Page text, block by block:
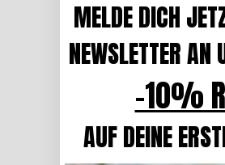
MELDE DICH
NEWSLETTER AN
-10%
AUF DEINE